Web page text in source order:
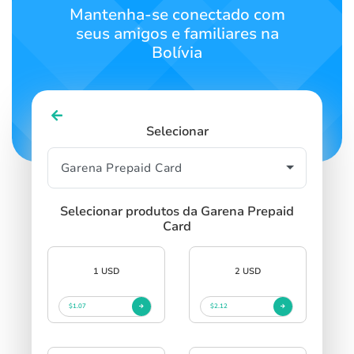
Mantenha-se conectado com
seus amigos e familiares na
Bolívia
Selecionar
Selecionar produtos da Garena Prepaid
Card
1 USD
$1.07
2 USD
$2.12